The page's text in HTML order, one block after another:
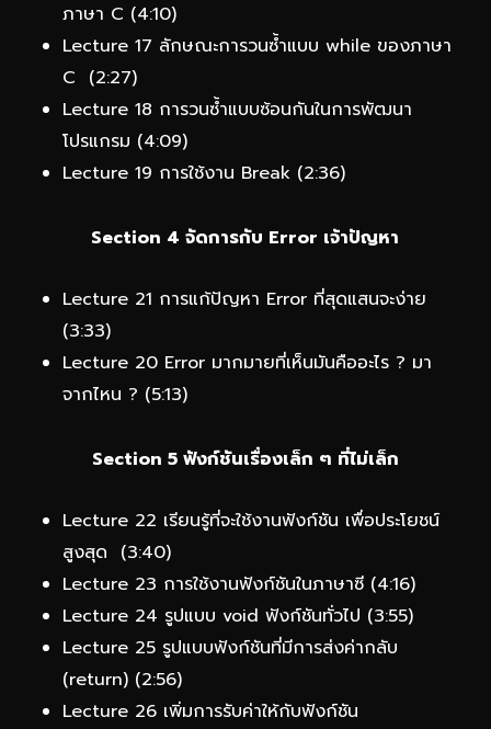
ภาษา C (4:10)
Lecture 17 ลักษณะการวนซ้ำแบบ while ของภาษา
C (2:27)
Lecture 18 การวนซ้ำแบบซ้อนกันในการพัฒนา
โปรแกรม (4:09)
Lecture 19 การใช้งาน Break (2:36)
Section 4 จัดการกับ Error เจ้าปัญหา
Lecture 21 การแก้ปัญหา Error ที่สุดแสนจะง่าย
(3:33)
Lecture 20 Error มากมายที่เห็นมันคืออะไร ? มา
จากไหน ? (5:13)
Section 5 ฟังก์ชันเรื่องเล็ก ๆ ที่ไม่เล็ก
Lecture 22 เรียนรู้ที่จะใช้งานฟังก์ชัน เพื่อประโยชน์
สูงสุด (3:40)
Lecture 23 การใช้งานฟังก์ชันในภาษาซี (4:16)
Lecture 24 รูปแบบ void ฟังก์ชันทั่วไป (3:55)
Lecture 25 รูปแบบฟังก์ชันที่มีการส่งค่ากลับ
(return) (2:56)
Lecture 26 เพิ่มการรับค่าให้กับฟังก์ชัน